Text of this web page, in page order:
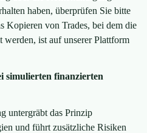
haben, überprüfen Sie bitte
Kopieren von Trades, bei dem die
werden, ist auf unserer Plattform
simulierten finanzierten
untergräbt das Prinzip
und führt zusätzliche Risiken